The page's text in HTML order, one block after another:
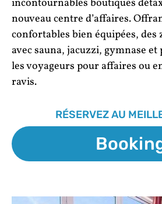
incontournables boutiques
nouveau centre d’affaires.
confortables bien équipées, des
avec sauna, jacuzzi, gymnase
les voyageurs pour affaires ou
ravis.
RÉSERVEZ AU